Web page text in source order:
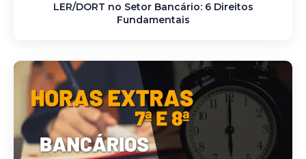
LER/DORT no Setor Bancário: 6 Direitos
Fundamentais